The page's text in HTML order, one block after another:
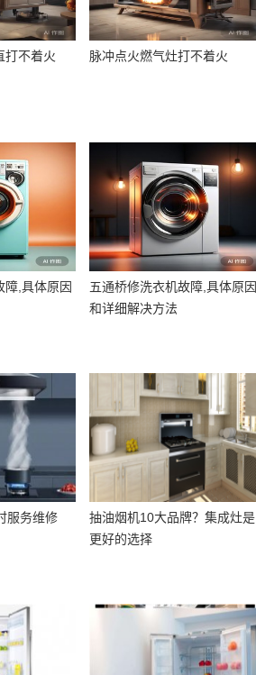
打不着火 脉冲点火燃气灶打不着火
障,具体原因
五通桥修洗衣机故障,具体原因
和详细解决方法
服务维修
抽油烟机10大品牌？集成灶是
更好的选择